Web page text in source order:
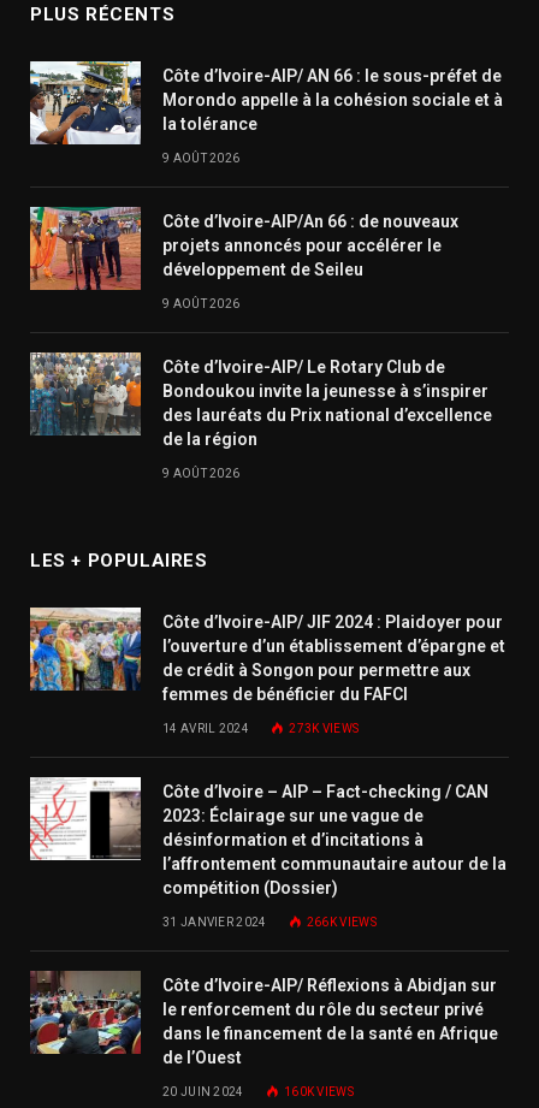
PLUS RÉCENTS
Côte d’Ivoire-AIP/ AN 66 : le sous-préfet de
Morondo appelle à la cohésion sociale et à
la tolérance
9 AOÛT 2026
Côte d’Ivoire-AIP/An 66 : de nouveaux
projets annoncés pour accélérer le
développement de Seileu
9 AOÛT 2026
Côte d’Ivoire-AIP/ Le Rotary Club de
Bondoukou invite la jeunesse à s’inspirer
des lauréats du Prix national d’excellence
de la région
9 AOÛT 2026
LES + POPULAIRES
Côte d’Ivoire-AIP/ JIF 2024 : Plaidoyer pour
l’ouverture d’un établissement d’épargne et
de crédit à Songon pour permettre aux
femmes de bénéficier du FAFCI
14 AVRIL 2024 273K VIEWS
Côte d’Ivoire – AIP – Fact-checking / CAN
2023: Éclairage sur une vague de
désinformation et d’incitations à
l’affrontement communautaire autour de la
compétition (Dossier)
31 JANVIER 2024 266KVIEWS
Côte d’Ivoire-AIP/ Réflexions à Abidjan sur
le renforcement du rôle du secteur privé
dans le financement de la santé en Afrique
de l’Ouest
20 JUIN 2024 160KVIEWS